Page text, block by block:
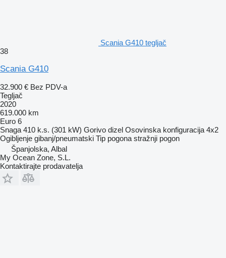
Scania G410 tegljač
38
Scania G410
32.900 € Bez PDV-a
Tegljač
2020
619.000 km
Euro 6
Snaga 410 k.s. (301 kW) Gorivo dizel Osovinska konfiguracija 4x2
Ogibljenje gibanj/pneumatski Tip pogona stražnji pogon
Španjolska, Albal
My Ocean Zone, S.L.
Kontaktirajte prodavatelja